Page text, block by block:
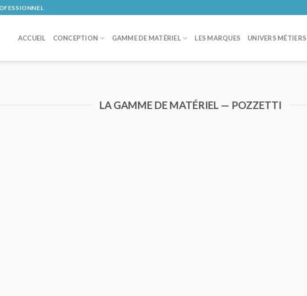
ACCUEIL CONCEPTION GAMME DE MATÉRIEL LES MARQUES UNIVERS MÉTIERS
LA GAMME DE MATÉRIEL — POZZETTI